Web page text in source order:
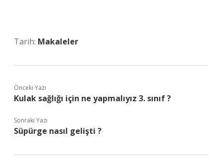
Tarih: Makaleler
Önceki Yazı
Kulak sağlığı için ne yapmalıyız 3. sınıf ?
Sonraki Yazı
Süpürge nasıl gelişti ?